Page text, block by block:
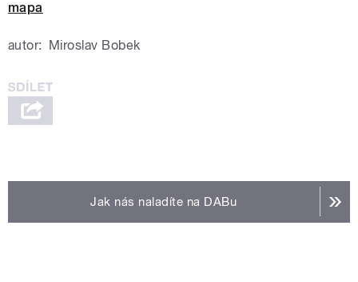
mapa
autor: Miroslav Bobek
Jak nás naladíte na DABu